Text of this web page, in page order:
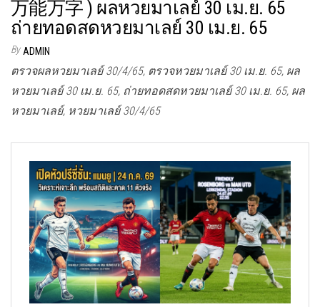
万能万字 ) ผลหวยมาเลย์ 30 เม.ย. 65
ถ่ายทอดสดหวยมาเลย์ 30 เม.ย. 65
By ADMIN
ตรวจผลหวยมาเลย์ 30/4/65, ตรวจหวยมาเลย์ 30 เม.ย. 65, ผล
หวยมาเลย์ 30 เม.ย. 65, ถ่ายทอดสดหวยมาเลย์ 30 เม.ย. 65, ผล
หวยมาเลย์, หวยมาเลย์ 30/4/65